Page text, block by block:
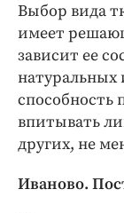
Выбор вида
имеет
зависит ее
натуральных
способность
впитывать
других, не
Иваново.